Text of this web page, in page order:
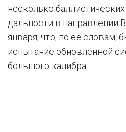
несколько
дальности в направлении
января, что, по её словам,
испытание обновлённой
большого калибра.